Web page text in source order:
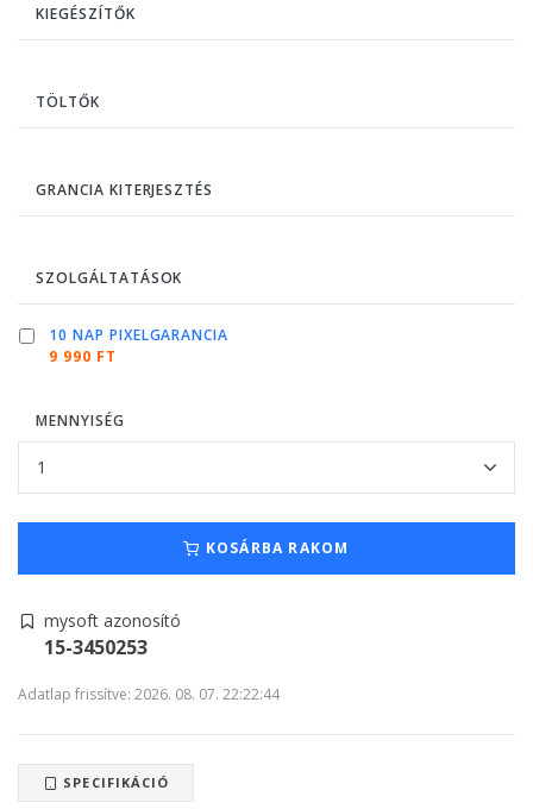
KIEGÉSZÍTŐK
TÖLTŐK
GRANCIA KITERJESZTÉS
SZOLGÁLTATÁSOK
10 NAP PIXELGARANCIA
9 990 FT
MENNYISÉG
KOSÁRBA RAKOM
mysoft azonosító
15-3450253
Adatlap frissítve: 2026. 08. 07. 22:22:44
SPECIFIKÁCIÓ